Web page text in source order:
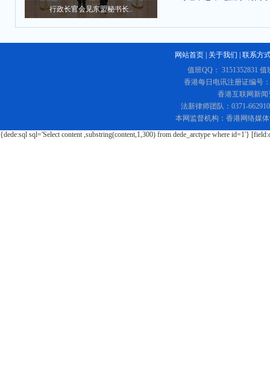
行政长官会见东盟秘书长..
网站首页 | 关于我们 | 联系方
值班QQ： 3151352831
香港每日电讯注册证编号
香港互联网新闻
法新律师团队：0371-
本网监督机构：香港网络媒
{dede:sql sql='Select content ,substring(content,1,300) from dede_arctype where id=1'}